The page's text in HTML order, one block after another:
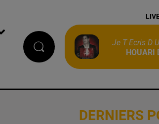
Je T Ecris D
HOUARI
DERNIERS